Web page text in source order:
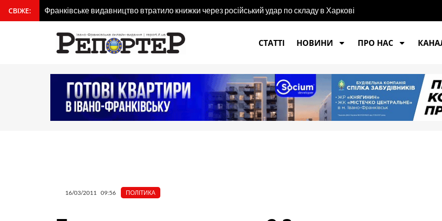
вмісту
СВІЖЕ: Франківське видавництво втратило книжки через російський удар по складу в Харкові
СТАТТІ
НОВИНИ ПРО НАС
16/03/2011 09:56 ПОЛІТИКА